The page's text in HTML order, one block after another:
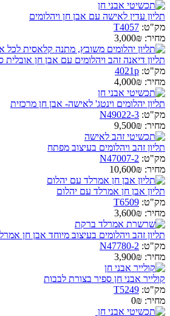
תליון עדין לאישה עם אבן חן ויהלומים
מק"ט: T4057
מחיר: 3,000₪
תליון דיאנה זהב ויהלומים עם אבן חן אובלית
מק"ט: 4021p
מחיר: 4,000₪
תליון יהלומים וינטג' לאישה- אבן חן מרכזית
מק"ט: N49022-3
מחיר: 9,500₪
תליון זהב ויהלומים בעיצוב מפתח
מק"ט: N47007-2
מחיר: 10,600₪
תליון אבן חן אמרלד עם יהלום
מק"ט: T6509
מחיר: 3,600₪
תליון זהב ויהלומים בעיצוב מיוחד אבן חן
מק"ט: N47780-2
מחיר: 3,900₪
קולייר אבני חן ספיר בצורת לבבות
מק"ט: T5249
מחיר: 0₪